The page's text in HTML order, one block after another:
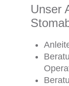
Unser